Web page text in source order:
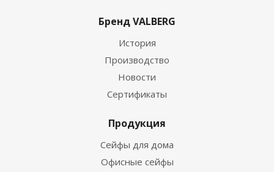
Бренд VALBERG
История
Производство
Новости
Сертификаты
Продукция
Сейфы для дома
Офисные сейфы